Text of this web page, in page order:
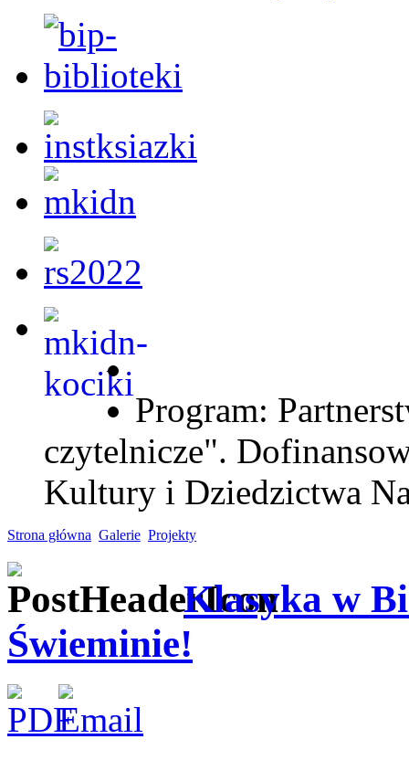
Program:
czytelnicze".
Kultury i Dziedzictwa
Strona główna Galerie Projekty
Klasyka w
Świeminie!